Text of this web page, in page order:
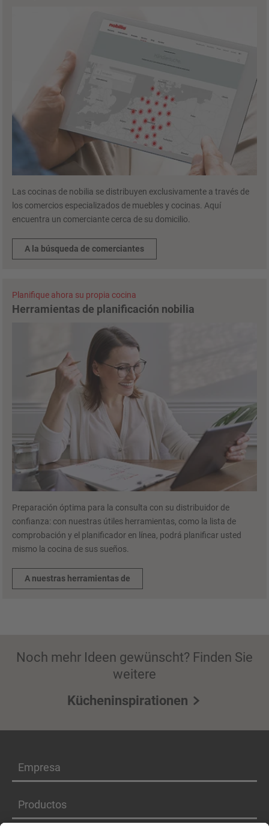
Las cocinas de nobilia se distribuyen exclusivamente a través de
los comercios especializados de muebles y cocinas. Aquí
encuentra un comerciante cerca de su domicilio.
A la búsqueda de comerciantes
Planifique ahora su propia cocina
Herramientas de planificación nobilia
Preparación óptima para la consulta con su distribuidor de
confianza: con nuestras útiles herramientas, como la lista de
comprobación y el planificador en línea, podrá planificar usted
mismo la cocina de sus sueños.
A nuestras herramientas de
Noch mehr Ideen gewünscht? Finden Sie
weitere
Kücheninspirationen
Empresa
Productos